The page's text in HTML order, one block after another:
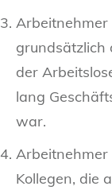
Arbeitnehmer
grundsätzlich
der
lang
war.
Arbeitnehmer
Kollegen, die